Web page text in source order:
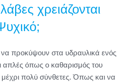
χρειάζονται
προκύψουν στα υδραυλικά ενός
απλές όπως ο καθαρισμός του
μέχρι πολύ σύνθετες. Όπως και να